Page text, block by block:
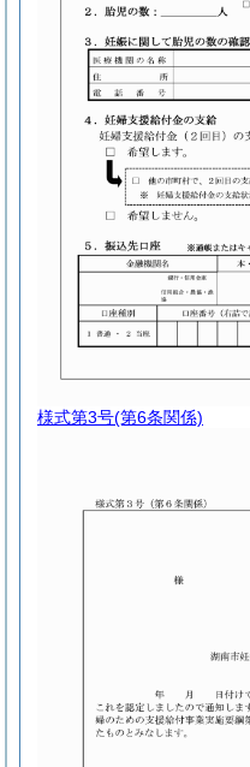
様式第3号(第6条関係)